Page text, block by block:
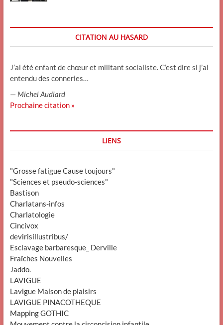
CITATION AU HASARD
J’ai été enfant de chœur et militant socialiste. C’est dire si j’ai
entendu des conneries…
— Michel Audiard
Prochaine citation »
LIENS
"Grosse fatigue Cause toujours"
"Sciences et pseudo-sciences"
Bastison
Charlatans-infos
Charlatologie
Cincivox
devirisillustribus/
Esclavage barbaresque_ Derville
Fraîches Nouvelles
Jaddo.
LAVIGUE
Lavigue Maison de plaisirs
LAVIGUE PINACOTHEQUE
Mapping GOTHIC